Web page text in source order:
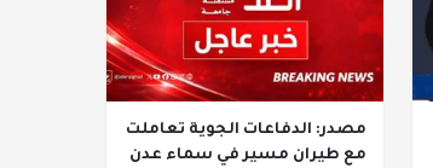
مصدر: الدفاعات الجوية تعاملت
مع طيران مسير في سماء عدن